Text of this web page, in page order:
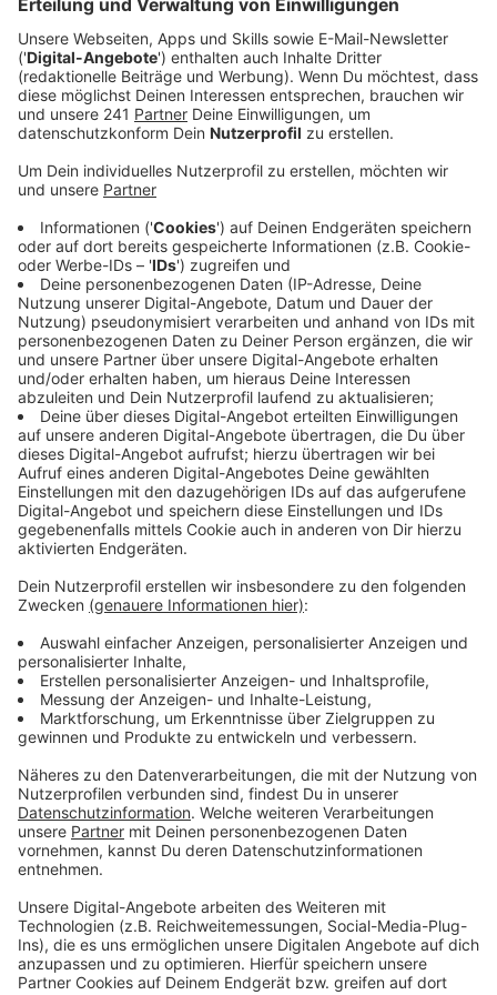
Anzeige
Wenig Termine bei Psychiatern
16 Prozent mehr Anfragen für eine Beratung - aus
allen Altersgruppen. Diesem Anstieg kann das SPZ mit
den aktuellen Personalkapazitäten kaum gerecht
werden. Gleichzeitig können die Patienten im Fall einer
psychischen Erkrankung selten schnell an einen
Psychiater vermittelt werden. Dort mangelt es an
Terminen. Der Anstieg der Hilfesuchenden
Jugendlichen bei uns in der Stadt ist
besorgniserregend, aber kein ausschließlich negatives
Zeichen. Zwar gibt es mehr psychische Erkrankungen,
aber auch deutlich mehr Betroffene, die bereit sind
sich Hilfe zu suchen.
Wenn ihr Hilfe braucht, findet ihr hier einen Kontakt.
Anzeige
Weitere Meldungen aus Leverkusen
Anzeige
Rat: Leverkusen berät zu Landschaftsplan und
Verkehrsausbau
Neuer Unfall-Hotspot in Leverkusen soll sicherer